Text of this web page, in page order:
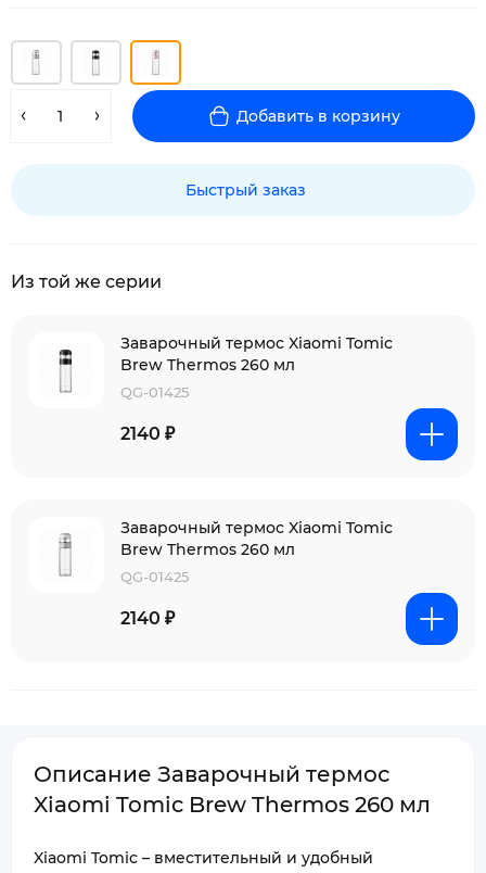
Добавить в корзину
Быстрый заказ
Из той же серии
Заварочный термос Xiaomi Tomic
Brew Thermos 260 мл
QG-01425
2140 ₽
Заварочный термос Xiaomi Tomic
Brew Thermos 260 мл
QG-01425
2140 ₽
Описание Заварочный термос
Xiaomi Tomic Brew Thermos 260 мл
Xiaomi Tomic – вместительный и удобный